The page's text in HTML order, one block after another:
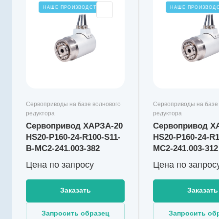
Тормоз
Диапазон рабочих
температур, °С
от -55 до +40
Тормоз
есть
Диапазон
от -55 до
НАШЕ ПРОИЗВОДСТВО
Сервоприводы на базе волнового
редуктора
Сервопривод ХАРЗА-20
HS20-P160-24-R100-S11-
B-MC2-241.003-382
Цена по запросу
Заказать
Запросить образец
Производитель
ООО "ИнноДрайв"
Артикул
HS20-P160-24-R100-
S11-MC2-241.003-312
Тип редуктора
Габарит
Тип двигателя
синхронный
Номинальный ток, А
Редукция
101
Напряжение питания, В
Макс. момент в
НАШЕ
Сервоприводы на базе
редуктора
Сервопривод
HS20-P160-24-
MC2-241.003-312
Цена по запр
Заказать
Запросить
ООО
Артикул
HS20-
S11-
Тип
Габарит
Тип
Редукция
101
Макс.